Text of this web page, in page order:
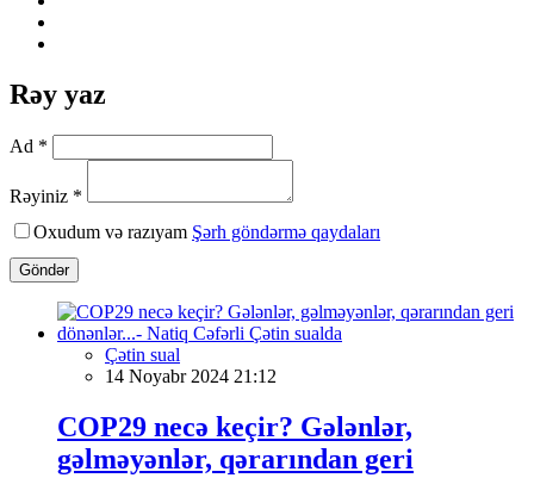
Rəy yaz
Ad *
Rəyiniz *
Oxudum və razıyam Şərh göndərmə qaydaları
Göndər
Çətin sual
14 Noyabr 2024 21:12
COP29 necə keçir? Gələnlər,
gəlməyənlər, qərarından geri